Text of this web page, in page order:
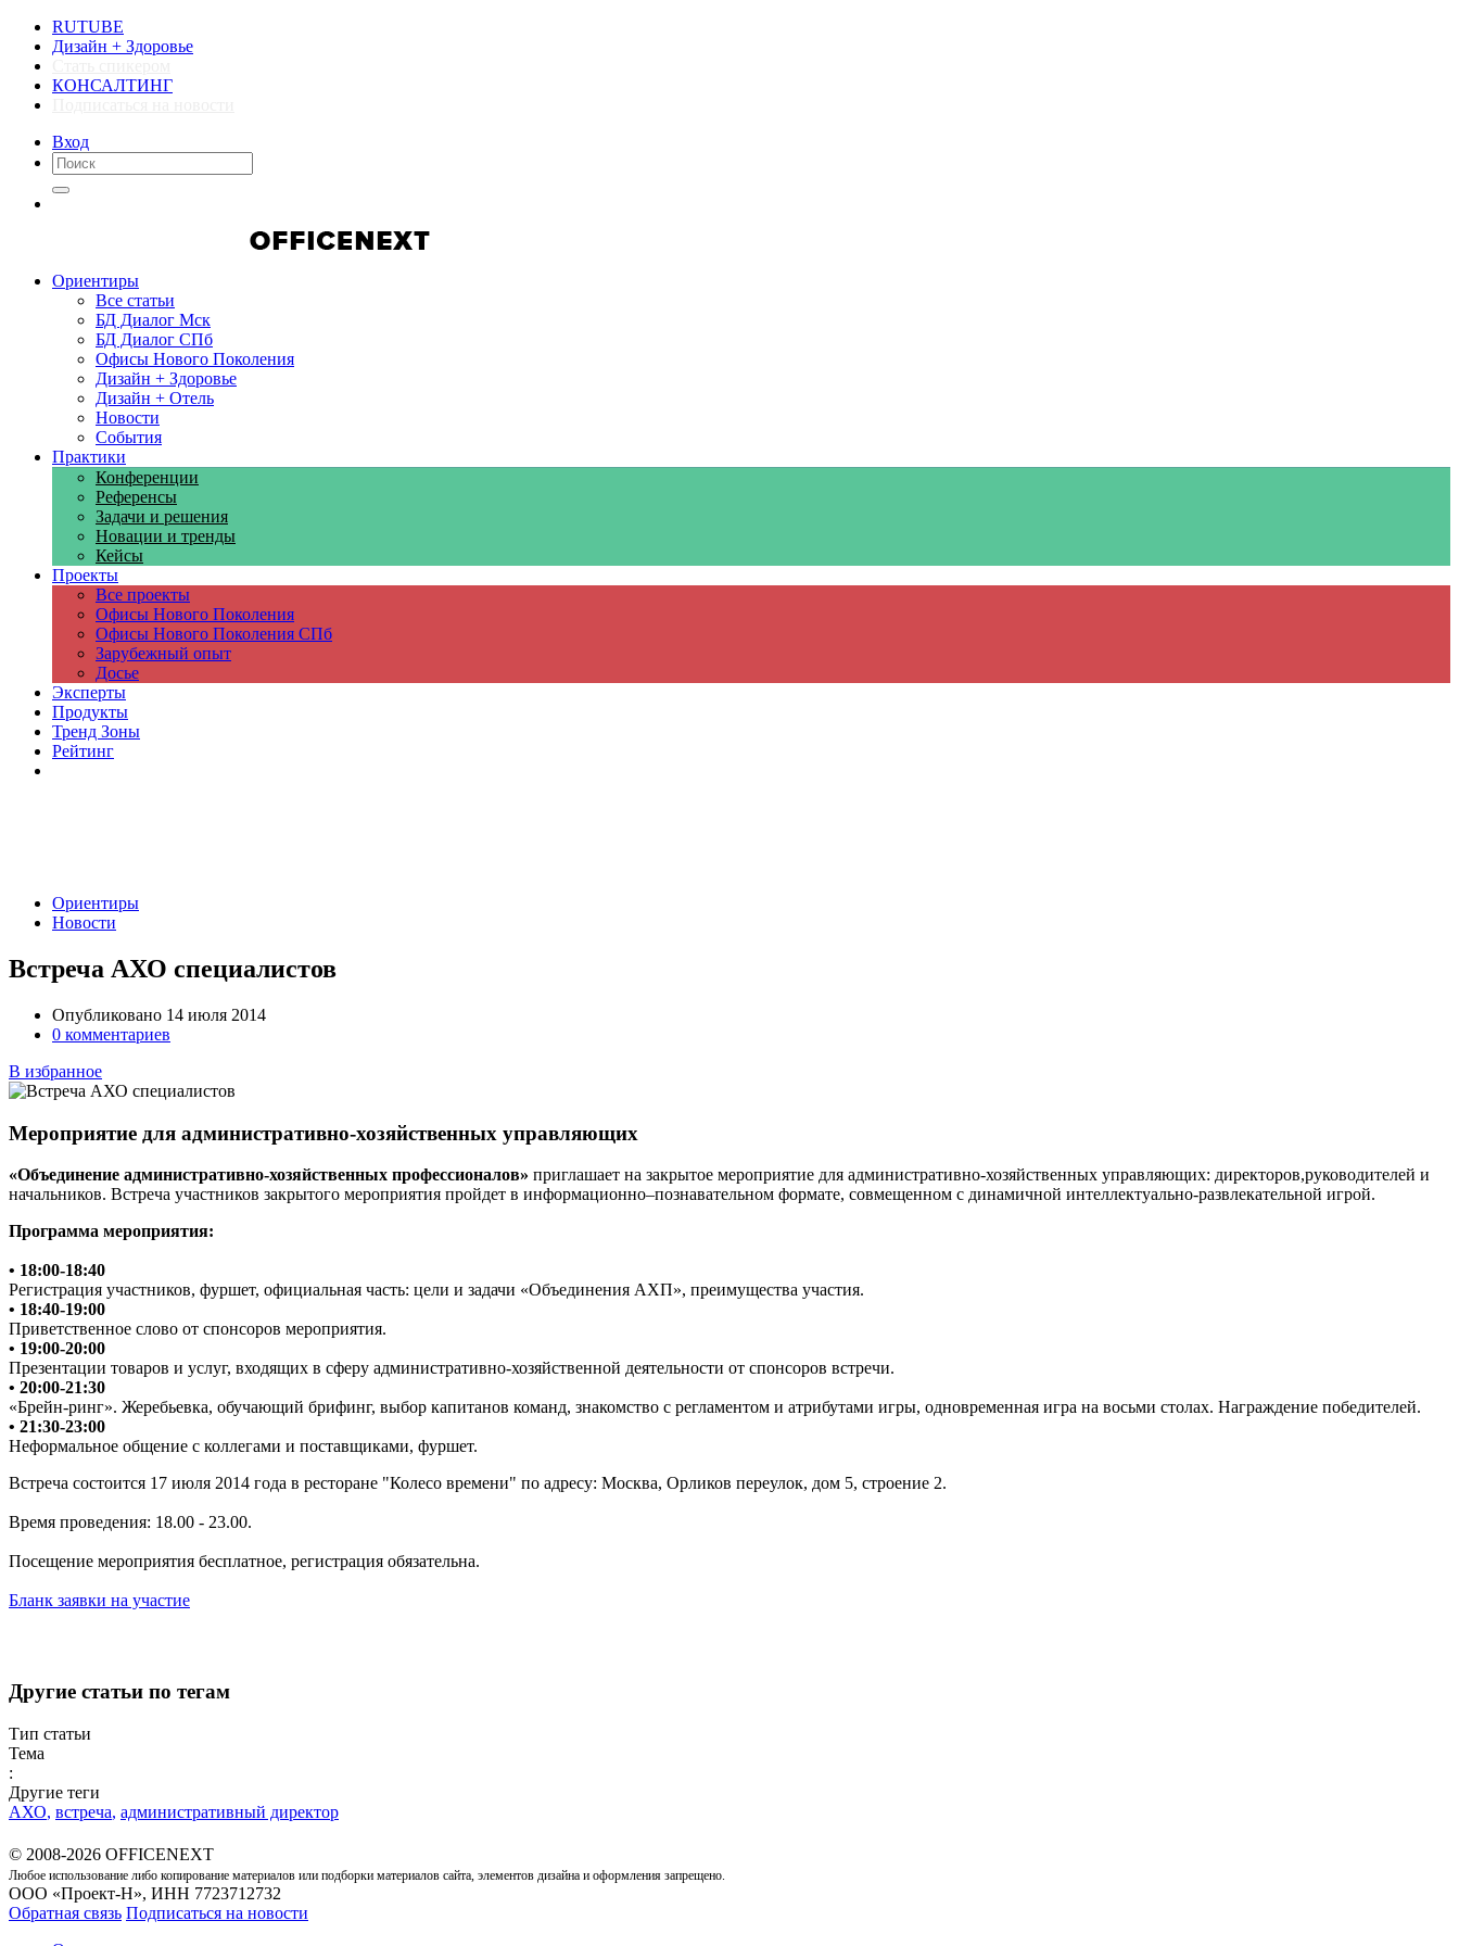
RUTUBE
Дизайн + Здоровье
КОНСАЛТИНГ
Вход
Ориентиры
Все статьи
БД Диалог Мск
БД Диалог СПб
Офисы Нового Поколения
Дизайн + Здоровье
Дизайн + Отель
Новости
События
Практики
Конференции
Референсы
Задачи и решения
Новации и тренды
Кейсы
Проекты
Все проекты
Офисы Нового Поколения
Офисы Нового Поколения СПб
Зарубежный опыт
Досье
Эксперты
Продукты
Тренд Зоны
Рейтинг
Ориентиры
Новости
Встреча АХО специалистов
Опубликовано 14 июля 2014
0 комментариев
В избранное
Мероприятие для административно-хозяйственных управляющих
«Объединение административно-хозяйственных профессионалов» приглашает на закрытое мероприятие для административно-хозяйственных управляющих: директоров,руководителей и
начальников. Встреча участников закрытого мероприятия пройдет в информационно–познавательном формате, совмещенном с динамичной интеллектуально-развлекательной игрой.
Программа мероприятия:
• 18:00-18:40
Регистрация участников, фуршет, официальная часть: цели и задачи «Объединения АХП», преимущества участия.
• 18:40-19:00
Приветственное слово от спонсоров мероприятия.
• 19:00-20:00
Презентации товаров и услуг, входящих в сферу административно-хозяйственной деятельности от спонсоров встречи.
• 20:00-21:30
«Брейн-ринг». Жеребьевка, обучающий брифинг, выбор капитанов команд, знакомство с регламентом и атрибутами игры, одновременная игра на восьми столах. Награждение победителей.
• 21:30-23:00
Неформальное общение с коллегами и поставщиками, фуршет.
Встреча состоится 17 июля 2014 года в ресторане "Колесо времени" по адресу: Москва, Орликов переулок, дом 5, строение 2.
Время проведения: 18.00 - 23.00.
Посещение мероприятия бесплатное, регистрация обязательна.
Бланк заявки на участие
Другие статьи по тегам
Тип статьи
Тема
:
Другие теги
АХО, встреча, административный директор
© 2008-2026 OFFICENEXT
Любое использование либо копирование материалов или подборки материалов сайта, элементов дизайна и оформления запрещено.
ООО «Проект-Н», ИНН 7723712732
Обратная связь Подписаться на новости